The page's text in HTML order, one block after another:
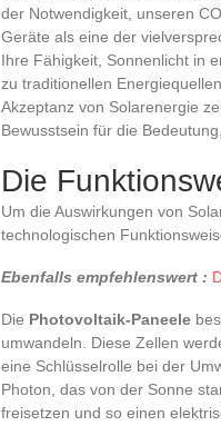
der Notwendigkeit, unseren
Geräte als eine der
Ihre Fähigkeit, Sonnenlicht in
zu traditionellen
Akzeptanz von Solarenergie
Bewusstsein für die
Die
Um die Auswirkungen von
technologischen
Ebenfalls empfehlenswert :
Die Photovoltaik-Paneele
umwandeln. Diese Zellen
eine Schlüsselrolle bei der
Photon, das von der Sonne
freisetzen und so einen